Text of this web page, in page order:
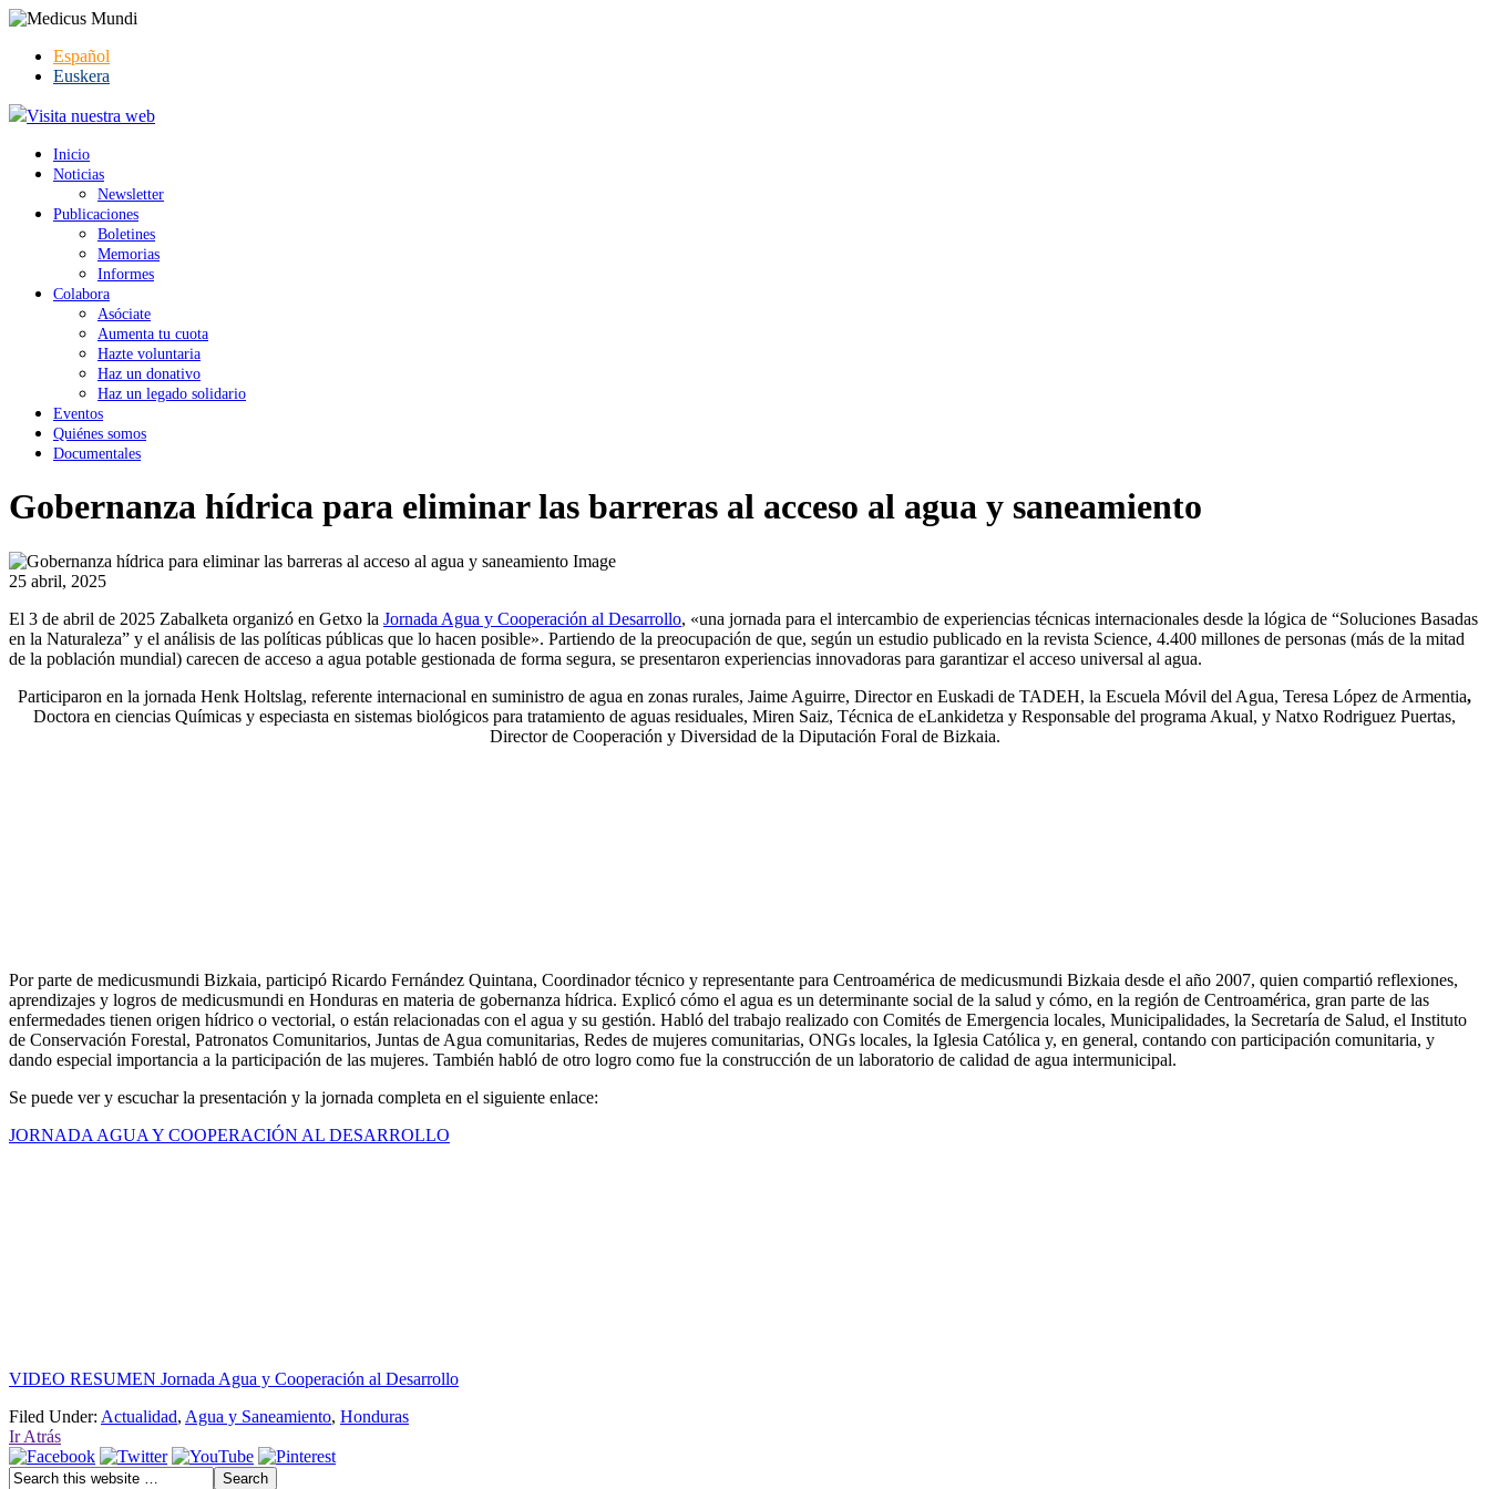
Español
Euskera
Visita nuestra web
Inicio
Noticias
Newsletter
Publicaciones
Boletines
Memorias
Informes
Colabora
Asóciate
Aumenta tu cuota
Hazte voluntaria
Haz un donativo
Haz un legado solidario
Eventos
Quiénes somos
Documentales
Gobernanza hídrica para eliminar las barreras al acceso al agua y saneamiento
25 abril, 2025
El 3 de abril de 2025 Zabalketa organizó en Getxo la Jornada Agua y Cooperación al Desarrollo, «una jornada para el intercambio de experiencias técnicas internacionales desde la lógica de “Soluciones Basadas
en la Naturaleza” y el análisis de las políticas públicas que lo hacen posible». Partiendo de la preocupación de que, según un estudio publicado en la revista Science, 4.400 millones de personas (más de la mitad
de la población mundial) carecen de acceso a agua potable gestionada de forma segura, se presentaron experiencias innovadoras para garantizar el acceso universal al agua.
Participaron en la jornada Henk Holtslag, referente internacional en suministro de agua en zonas rurales, Jaime Aguirre, Director en Euskadi de TADEH, la Escuela Móvil del Agua, Teresa López de Armentia,
Doctora en ciencias Químicas y especiasta en sistemas biológicos para tratamiento de aguas residuales, Miren Saiz, Técnica de eLankidetza y Responsable del programa Akual, y Natxo Rodriguez Puertas,
Director de Cooperación y Diversidad de la Diputación Foral de Bizkaia.
Por parte de medicusmundi Bizkaia, participó Ricardo Fernández Quintana, Coordinador técnico y representante para Centroamérica de medicusmundi Bizkaia desde el año 2007, quien compartió reflexiones,
aprendizajes y logros de medicusmundi en Honduras en materia de gobernanza hídrica. Explicó cómo el agua es un determinante social de la salud y cómo, en la región de Centroamérica, gran parte de las
enfermedades tienen origen hídrico o vectorial, o están relacionadas con el agua y su gestión. Habló del trabajo realizado con Comités de Emergencia locales, Municipalidades, la Secretaría de Salud, el Instituto
de Conservación Forestal, Patronatos Comunitarios, Juntas de Agua comunitarias, Redes de mujeres comunitarias, ONGs locales, la Iglesia Católica y, en general, contando con participación comunitaria, y
dando especial importancia a la participación de las mujeres. También habló de otro logro como fue la construcción de un laboratorio de calidad de agua intermunicipal.
Se puede ver y escuchar la presentación y la jornada completa en el siguiente enlace:
JORNADA AGUA Y COOPERACIÓN AL DESARROLLO
VIDEO RESUMEN Jornada Agua y Cooperación al Desarrollo
Filed Under: Actualidad, Agua y Saneamiento, Honduras
Ir Atrás